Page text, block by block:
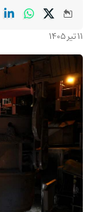
11 تیر 1405